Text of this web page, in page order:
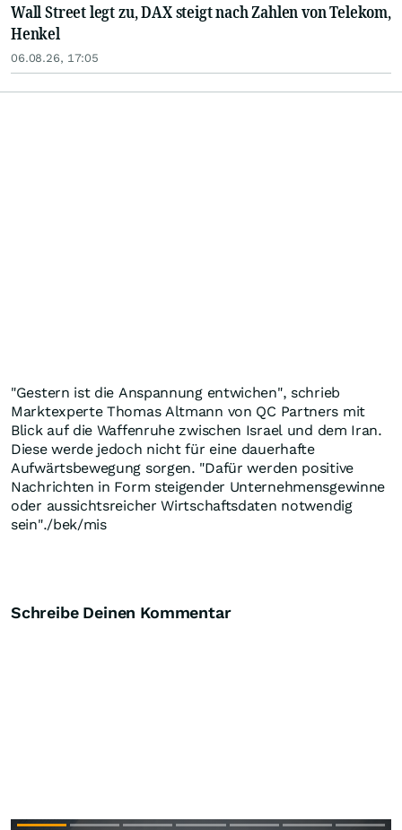
Wall Street legt zu, DAX steigt nach Zahlen von Telekom,
Henkel
06.08.26, 17:05
"Gestern ist die Anspannung entwichen", schrieb
Marktexperte Thomas Altmann von QC Partners mit
Blick auf die Waffenruhe zwischen Israel und dem Iran.
Diese werde jedoch nicht für eine dauerhafte
Aufwärtsbewegung sorgen. "Dafür werden positive
Nachrichten in Form steigender Unternehmensgewinne
oder aussichtsreicher Wirtschaftsdaten notwendig
sein"./bek/mis
Schreibe Deinen Kommentar